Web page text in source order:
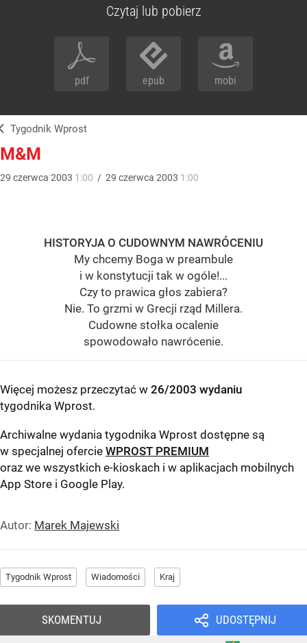
Czytaj lub pobierz
pdf epub mobi
Tygodnik Wprost
M&M
29 czerwca 2003 1:00 / 29 czerwca 2003 1:00
HISTORYJA O CUDOWNYM NAWRÓCENIU
My chcemy Boga w preambule
i w konstytucji tak w ogóle!...
Czy to prawica głos zabiera?
Nie. To grzmi w Grecji rząd Millera.
Cudowne stołka ocalenie
spowodowało nawrócenie.
Więcej możesz przeczytać w 26/2003 wydaniu
tygodnika Wprost.
Archiwalne wydania tygodnika Wprost dostępne są
w specjalnej ofercie WPROST PREMIUM
oraz we wszystkich e-kioskach i w aplikacjach mobilnych
App Store i Google Play.
Autor: Marek Majewski
Tygodnik Wprost Wiadomości Kraj
UDOSTĘPNIJ
SKOMENTUJ